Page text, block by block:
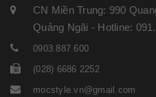
CN Miền Trung: 990
Quảng Ngãi - Hotline:
0903.887.600
(028) 6686 2252
mocstyle.vn@gmail.com